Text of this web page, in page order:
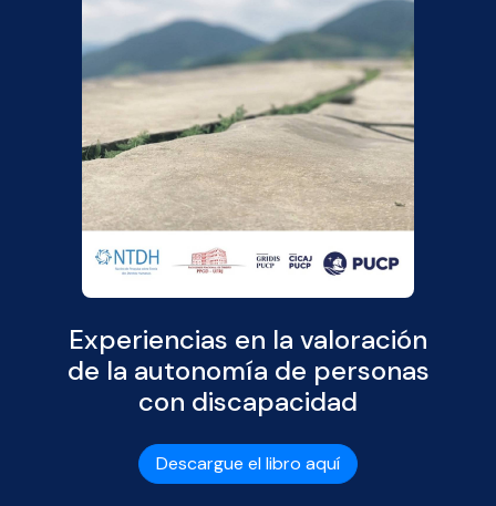
Experiencias en la valoración
de la autonomía de personas
con discapacidad
Descargue el libro aquí